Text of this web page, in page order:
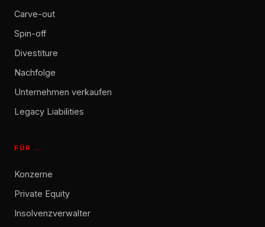
Carve-out
Spin-off
Divestiture
Nachfolge
Unternehmen verkaufen
Legacy Liabilities
FÜR …
Konzerne
Private Equity
Insolvenzverwalter